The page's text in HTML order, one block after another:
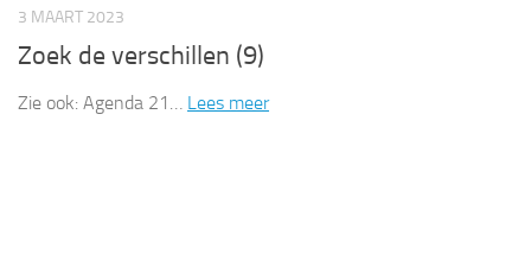
3 MAART 2023
Zoek de verschillen (9)
Zie ook: Agenda 21… Lees meer